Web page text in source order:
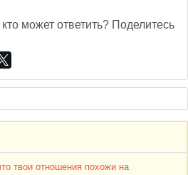
кто может ответить? Поделитесь
твои отношения похожи на